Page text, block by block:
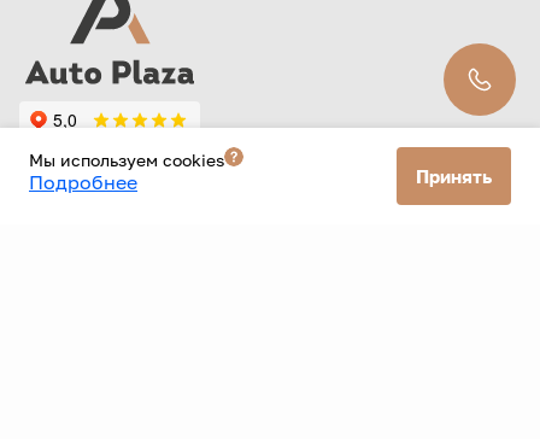
Мы используем cookies
Подробнее Принять